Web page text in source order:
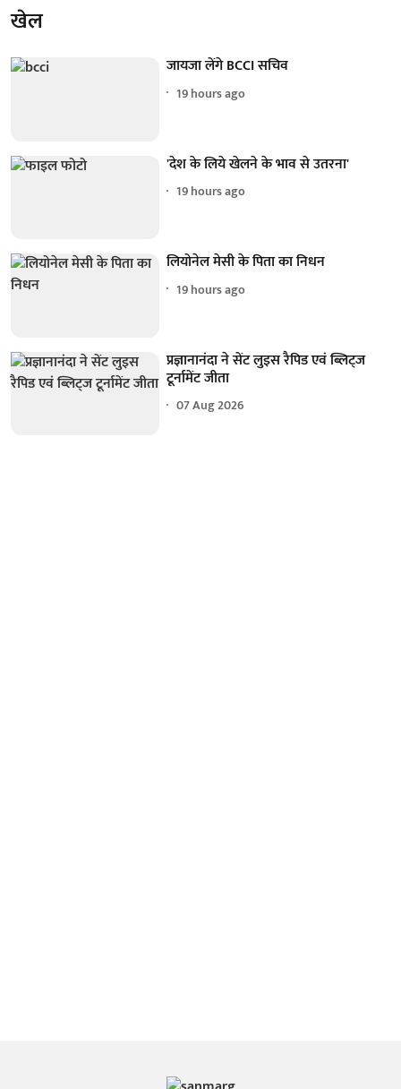
खेल
जायजा लेंगे BCCI सचिव
19 hours ago
'देश के लिये खेलने के भाव से उतरना'
19 hours ago
लियोनेल मेसी के पिता का निधन
19 hours ago
प्रज्ञानानंदा ने सेंट लुइस रैपिड एवं ब्लिट्ज
टूर्नामेंट जीता
07 Aug 2026